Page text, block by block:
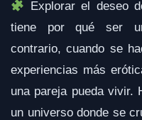
Explorar el deseo
tiene por qué ser
contrario, cuando se
experiencias más
una pareja pueda vivir.
un universo donde se